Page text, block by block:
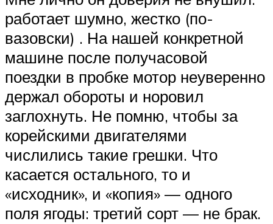
работает шумно, жестко (по-
вазовски) . На нашей конкретной
машине после получасовой
поездки в пробке мотор неуверенно
держал обороты и норовил
заглохнуть. Не помню, чтобы за
корейскими двигателями
числились такие грешки. Что
касается остального, то и
«исходник», и «копия» — одного
поля ягоды: третий сорт — не брак.